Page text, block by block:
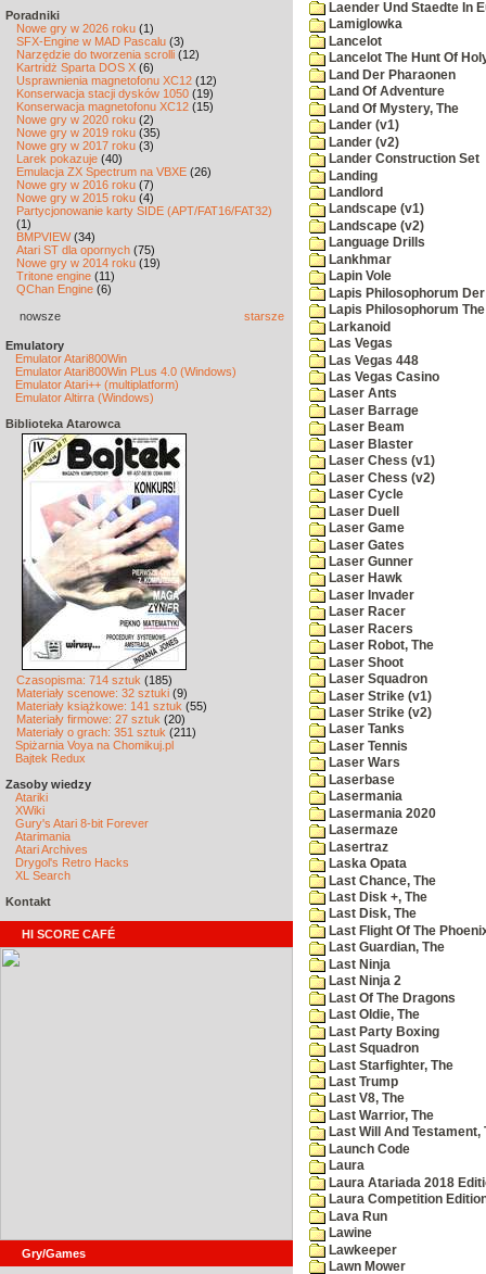
Poradniki
Nowe gry w 2026 roku (1)
SFX-Engine w MAD Pascalu (3)
Narzędzie do tworzenia scrolli (12)
Kartridż Sparta DOS X (6)
Usprawnienia magnetofonu XC12 (12)
Konserwacja stacji dysków 1050 (19)
Konserwacja magnetofonu XC12 (15)
Nowe gry w 2020 roku (2)
Nowe gry w 2019 roku (35)
Nowe gry w 2017 roku (3)
Larek pokazuje (40)
Emulacja ZX Spectrum na VBXE (26)
Nowe gry w 2016 roku (7)
Nowe gry w 2015 roku (4)
Partycjonowanie karty SIDE (APT/FAT16/FAT32)
(1)
BMPVIEW(34)
Atari ST dla opornych (75)
Nowe gry w 2014 roku (19)
Tritone engine (11)
QChan Engine (6)
nowsze starsze
Emulatory
Emulator Atari800Win
Emulator Atari800Win PLus 4.0 (Windows)
Emulator Atari++ (multiplatform)
Emulator Altirra (Windows)
Biblioteka Atarowca
Czasopisma: 714 sztuk (185)
Materiały scenowe: 32 sztuki (9)
Materiały książkowe: 141 sztuk (55)
Materiały firmowe: 27 sztuk (20)
Materiały o grach: 351 sztuk (211)
Spiżarnia Voya na Chomikuj.pl
Bajtek Redux
Zasoby wiedzy
Atariki
XWiki
Gury's Atari 8-bit Forever
Atarimania
Atari Archives
Drygol's Retro Hacks
XL Search
Kontakt
HI SCORE CAFÉ
Gry/Games
Laender Und Staedte In
Lamiglowka
Lancelot
Lancelot The Hunt Of
Land Der Pharaonen
Land Of Adventure
Land Of Mystery, The
Lander (v1)
Lander (v2)
Lander Construction Set
Landing
Landlord
Landscape (v1)
Landscape (v2)
Language Drills
Lankhmar
Lapin Vole
Lapis Philosophorum
Lapis Philosophorum
Larkanoid
Las Vegas
Las Vegas 448
Las Vegas Casino
Laser Ants
Laser Barrage
Laser Beam
Laser Blaster
Laser Chess (v1)
Laser Chess (v2)
Laser Cycle
Laser Duell
Laser Game
Laser Gates
Laser Gunner
Laser Hawk
Laser Invader
Laser Racer
Laser Racers
Laser Robot, The
Laser Shoot
Laser Squadron
Laser Strike (v1)
Laser Strike (v2)
Laser Tanks
Laser Tennis
Laser Wars
Laserbase
Lasermania
Lasermania 2020
Lasermaze
Lasertraz
Laska Opata
Last Chance, The
Last Disk +, The
Last Disk, The
Last Flight Of The
Last Guardian, The
Last Ninja
Last Ninja 2
Last Of The Dragons
Last Oldie, The
Last Party Boxing
Last Squadron
Last Starfighter, The
Last Trump
Last V8, The
Last Warrior, The
Last Will And Testament,
Launch Code
Laura
Laura Atariada 2018
Laura Competition
Lava Run
Lawine
Lawkeeper
Lawn Mower